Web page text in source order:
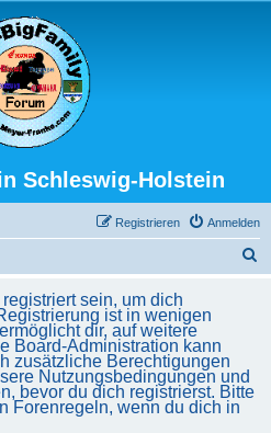
Schleswig-Holstein
Anmelden
Registrieren
sein, um dich
ist in wenigen
dir, auf weitere
Board-Administration kann
zusätzliche Berechtigungen
Nutzungsbedingungen und
bevor du dich registrierst. Bitte
Forenregeln, wenn du dich in